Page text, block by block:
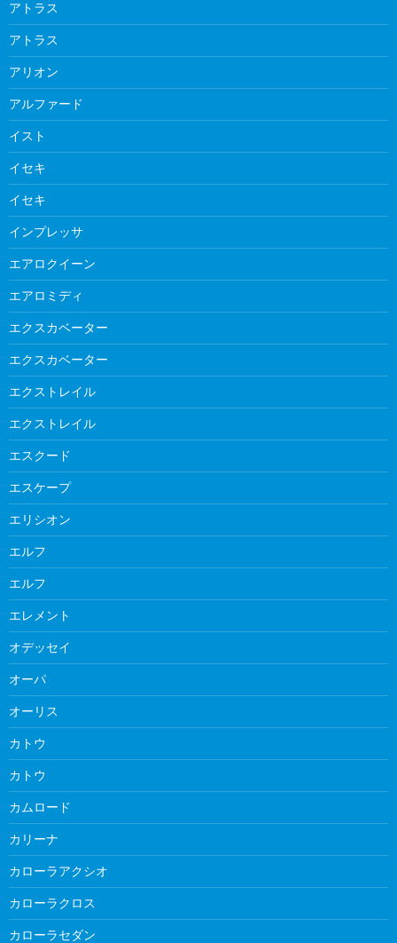
アトラス
アトラス
アリオン
アルファード
イスト
イセキ
イセキ
インプレッサ
エアロクイーン
エアロミディ
エクスカベーター
エクスカベーター
エクストレイル
エクストレイル
エスクード
エスケープ
エリシオン
エルフ
エルフ
エレメント
オデッセイ
オーパ
オーリス
カトウ
カトウ
カムロード
カリーナ
カローラアクシオ
カローラクロス
カローラセダン